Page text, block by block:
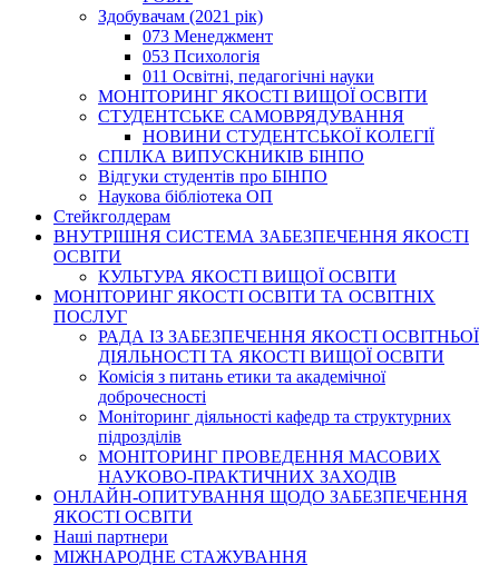
Здобувачам (2021 рік)
073 Менеджмент
053 Психологія
011 Освітні, педагогічні науки
МОНІТОРИНГ ЯКОСТІ ВИЩОЇ ОСВІТИ
СТУДЕНТСЬКЕ САМОВРЯДУВАННЯ
НОВИНИ СТУДЕНТСЬКОЇ КОЛЕГІЇ
СПІЛКА ВИПУСКНИКІВ БІНПО
Відгуки студентів про БІНПО
Наукова бібліотека ОП
Стейкголдерам
ВНУТРІШНЯ СИСТЕМА ЗАБЕЗПЕЧЕННЯ ЯКОСТІ
ОСВІТИ
КУЛЬТУРА ЯКОСТІ ВИЩОЇ ОСВІТИ
МОНІТОРИНГ ЯКОСТІ ОСВІТИ ТА ОСВІТНІХ
ПОСЛУГ
РАДА ІЗ ЗАБЕЗПЕЧЕННЯ ЯКОСТІ ОСВІТНЬОЇ
ДІЯЛЬНОСТІ ТА ЯКОСТІ ВИЩОЇ ОСВІТИ
Комісія з питань етики та академічної
доброчесності
Моніторинг діяльності кафедр та структурних
підрозділів
МОНІТОРИНГ ПРОВЕДЕННЯ МАСОВИХ
НАУКОВО-ПРАКТИЧНИХ ЗАХОДІВ
ОНЛАЙН-ОПИТУВАННЯ ЩОДО ЗАБЕЗПЕЧЕННЯ
ЯКОСТІ ОСВІТИ
Наші партнери
МІЖНАРОДНЕ СТАЖУВАННЯ